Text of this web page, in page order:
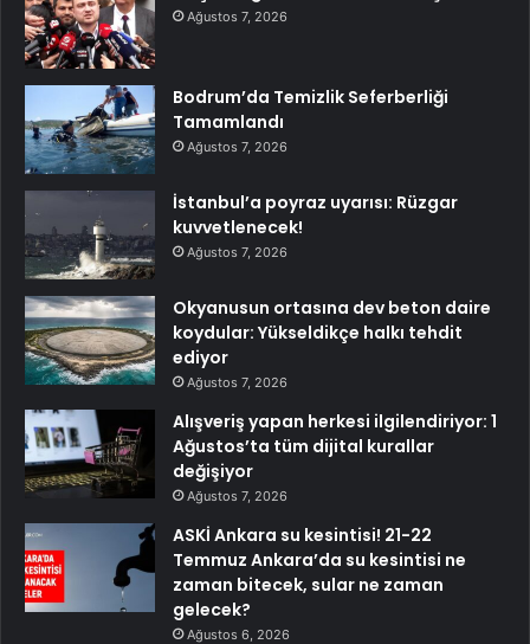
Ağustos 7, 2026
Bodrum’da Temizlik Seferberliği
Tamamlandı
Ağustos 7, 2026
İstanbul’a poyraz uyarısı: Rüzgar
kuvvetlenecek!
Ağustos 7, 2026
Okyanusun ortasına dev beton daire
koydular: Yükseldikçe halkı tehdit
ediyor
Ağustos 7, 2026
Alışveriş yapan herkesi ilgilendiriyor: 1
Ağustos’ta tüm dijital kurallar
değişiyor
Ağustos 7, 2026
ASKİ Ankara su kesintisi! 21-22
Temmuz Ankara’da su kesintisi ne
zaman bitecek, sular ne zaman
gelecek?
Ağustos 6, 2026